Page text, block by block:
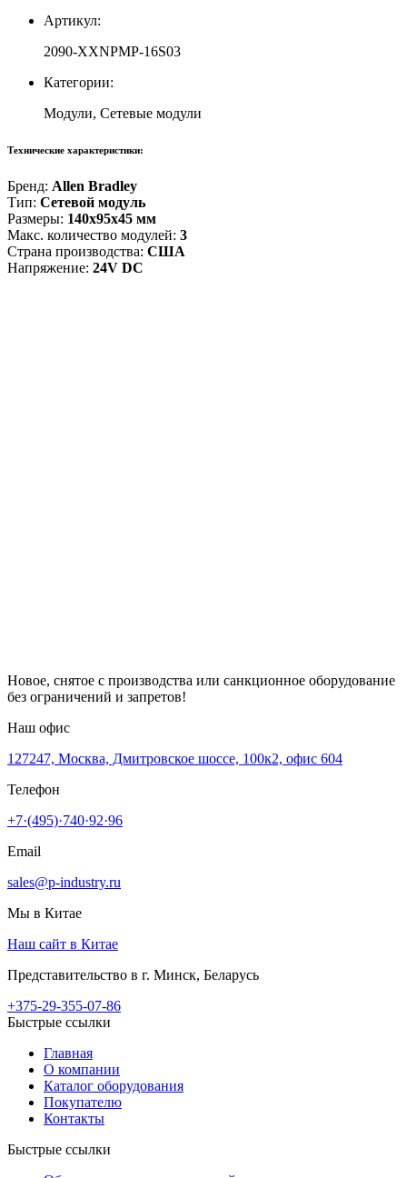
Артикул:
2090-XXNPMP-16S03
Категории:
Модули, Сетевые модули
Технические характеристики:
Бренд: Allen Bradley
Тип: Сетевой модуль
Размеры: 140x95x45 мм
Макс. количество модулей: 3
Страна производства: США
Напряжение: 24V DC
Новое, снятое с производства или санкционное оборудование
без ограничений и запретов!
Наш офис
127247, Москва, Дмитровское шоссе, 100к2, офис 604
Телефон
+7·(495)·740·92·96
Email
sales@p-industry.ru
Мы в Китае
Наш сайт в Китае
Представительство в г. Минск, Беларусь
+375-29-355-07-86
Быстрые ссылки
Главная
О компании
Каталог оборудования
Покупателю
Контакты
Быстрые ссылки